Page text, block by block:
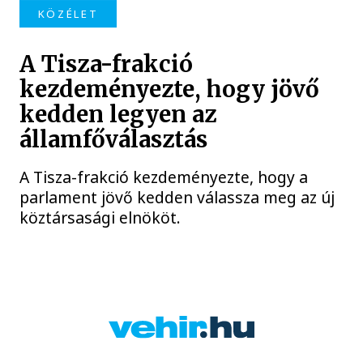
KÖZÉLET
A Tisza-frakció
kezdeményezte, hogy jövő
kedden legyen az
államfőválasztás
A Tisza-frakció kezdeményezte, hogy a
parlament jövő kedden válassza meg az új
köztársasági elnököt.